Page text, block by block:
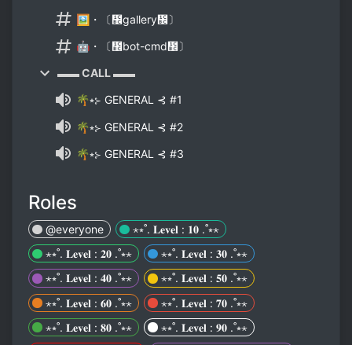
🖼️・〔᲼gallery᲼〕
🤖・〔᲼bot-cmd᲼〕
▬▬ CALL ▬▬
🌴⭒⊱ GENERAL ⊰ #1
🌴⭒⊱ GENERAL ⊰ #2
🌴⭒⊱ GENERAL ⊰ #3
Roles
@everyone
⋆⭒˚. 𝐋𝐞𝐯𝐞𝐥 : 𝟏𝟎 .˚⭒⋆
⋆⭒˚. 𝐋𝐞𝐯𝐞𝐥 : 𝟐𝟎 .˚⭒⋆
⋆⭒˚. 𝐋𝐞𝐯𝐞𝐥 : 𝟑𝟎 .˚⭒⋆
⋆⭒˚. 𝐋𝐞𝐯𝐞𝐥 : 𝟒𝟎 .˚⭒⋆
⋆⭒˚. 𝐋𝐞𝐯𝐞𝐥 : 𝟓𝟎 .˚⭒⋆
⋆⭒˚. 𝐋𝐞𝐯𝐞𝐥 : 𝟔𝟎 .˚⭒⋆
⋆⭒˚. 𝐋𝐞𝐯𝐞𝐥 : 𝟕𝟎 .˚⭒⋆
⋆⭒˚. 𝐋𝐞𝐯𝐞𝐥 : 𝟖𝟎 .˚⭒⋆
⋆⭒˚. 𝐋𝐞𝐯𝐞𝐥 : 𝟗𝟎 .˚⭒⋆